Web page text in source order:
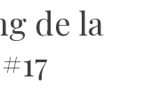
de la